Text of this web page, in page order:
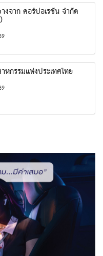
จาก คอร์ปอเรชั่น จำกัด
หกรรมแห่งประเทศไทย